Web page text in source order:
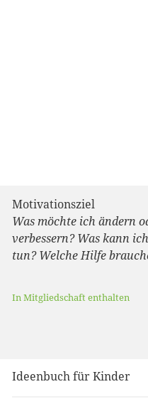
Motivationsziel
Was möchte ich ändern
verbessern? Was kann
tun? Welche Hilfe
In Mitgliedschaft enthalten
Ideenbuch für Kinder